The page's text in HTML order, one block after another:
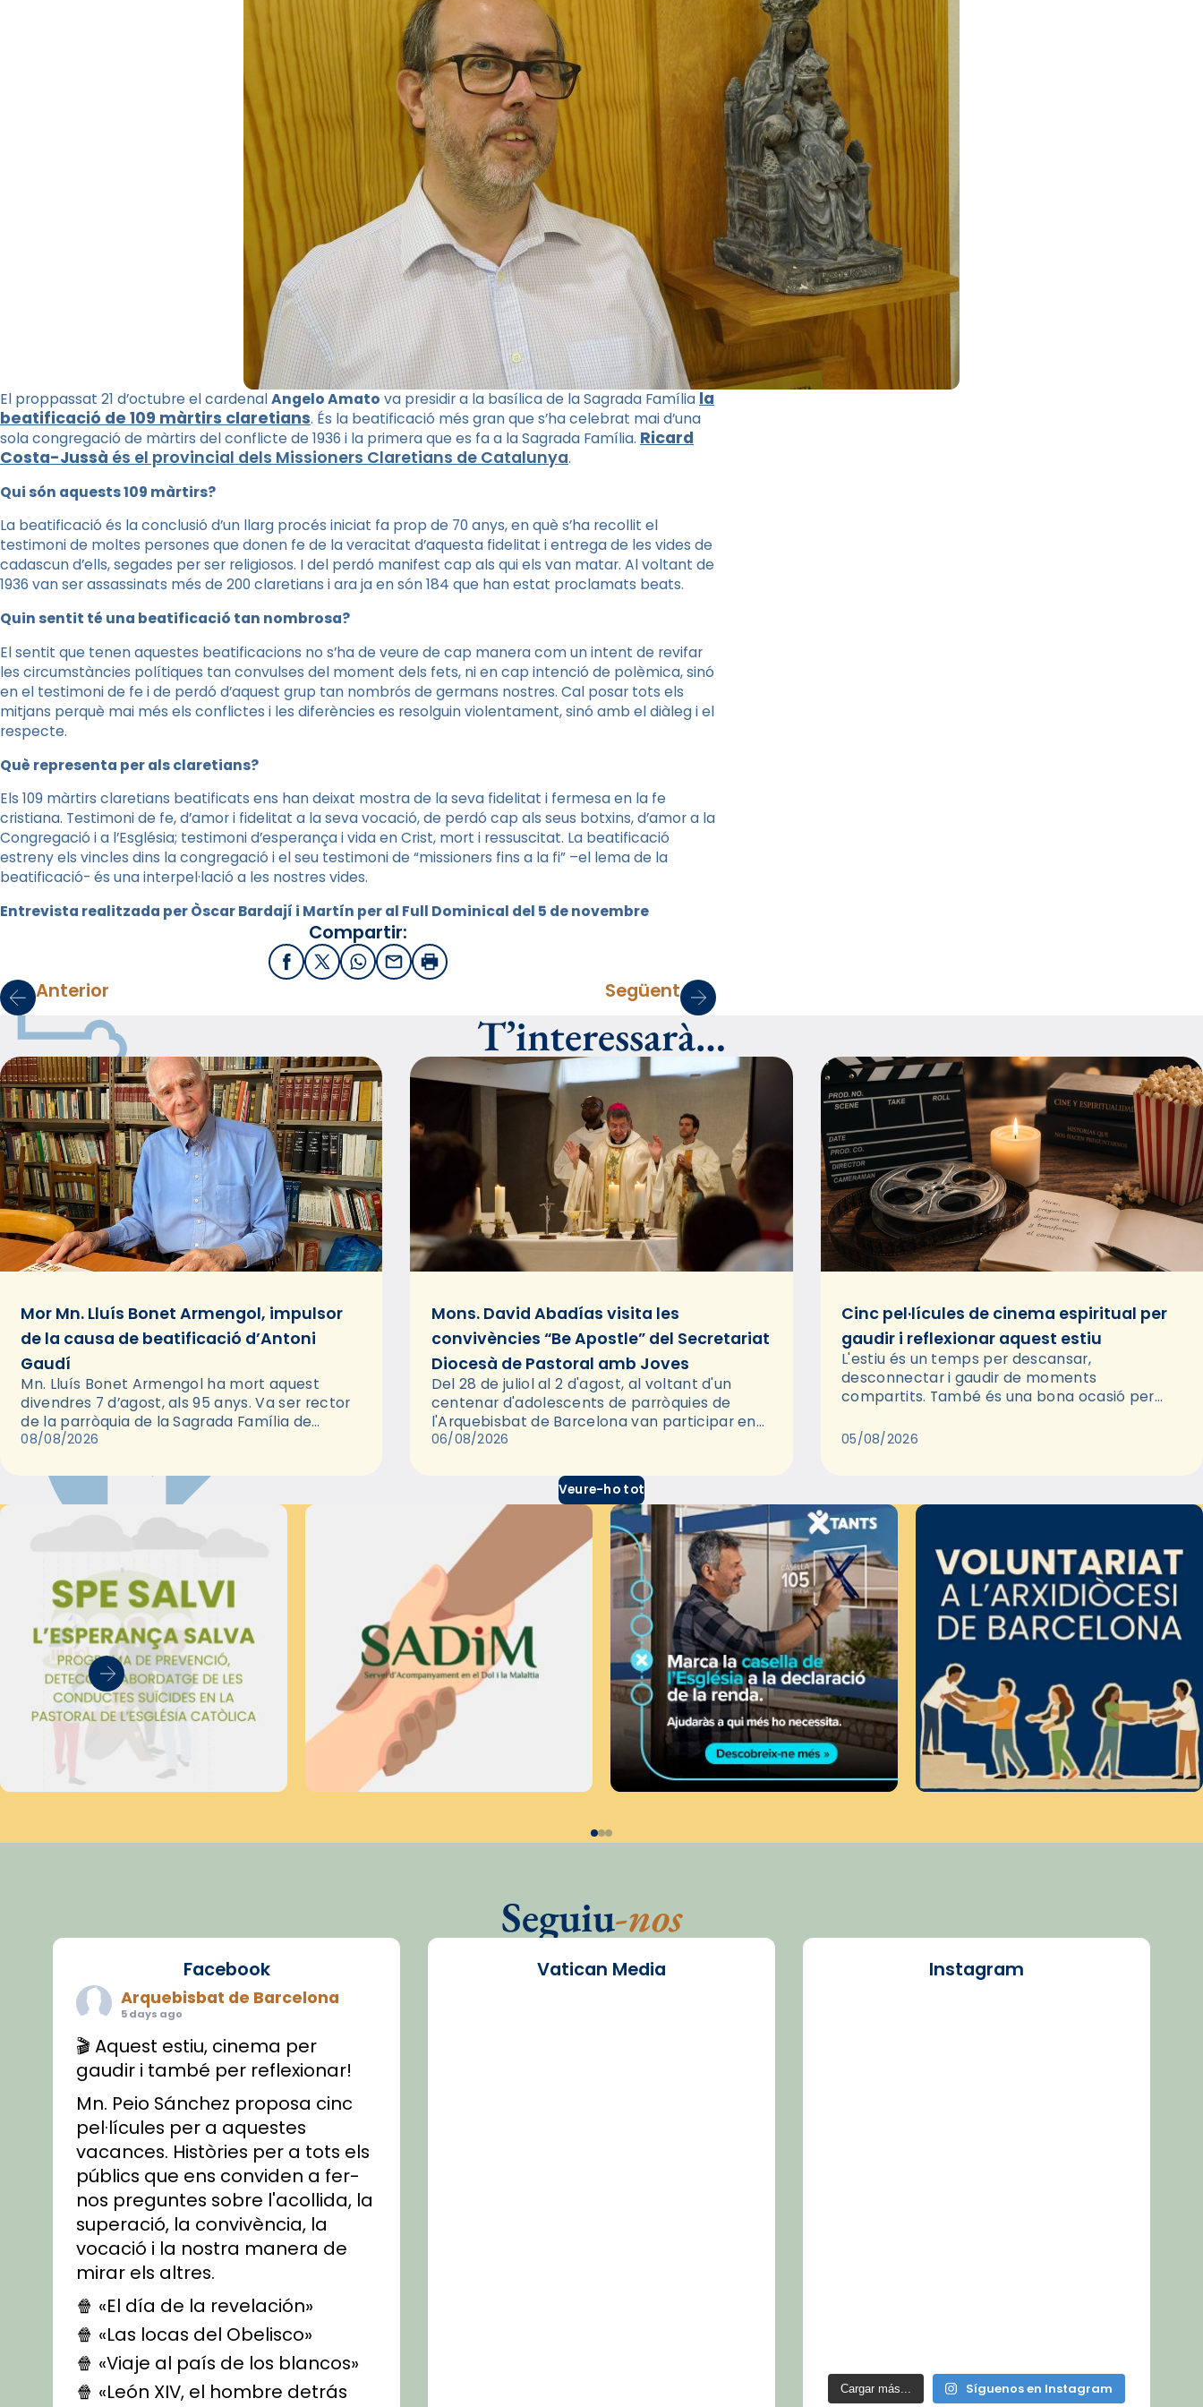
El proppassat 21 d’octubre el cardenalAngelo Amato va presidir a la basílica de la Sagrada Família la
beatificació de 109 màrtirs claretians. És la beatificació més gran que s’ha celebrat mai d’una
sola congregació de màrtirs del conflicte de 1936 i la primera que es fa a la Sagrada Família. Ricard
Costa-Jussà és el provincial dels Missioners Claretians de Catalunya.
Qui són aquests 109 màrtirs?
La beatificació és la conclusió d’un llarg procés iniciat fa prop de 70 anys, en què s’ha recollit el
testimoni de moltes persones que donen fe de la veracitat d’aquesta fidelitat i entrega de les vides de
cadascun d’ells, segades per ser religiosos. I del perdó manifest cap als qui els van matar. Al voltant de
1936 van ser assassinats més de 200 claretians i ara ja en són 184 que han estat proclamats beats.
Quin sentit té una beatificació tan nombrosa?
El sentit que tenen aquestes beatificacions no s’ha de veure de cap manera com un intent de revifar
les circumstàncies polítiques tan convulses del moment dels fets, ni en cap intenció de polèmica, sinó
en el testimoni de fe i de perdó d’aquest grup tan nombrós de germans nostres. Cal posar tots els
mitjans perquè mai més els conflictes i les diferències es resolguin violentament, sinó amb el diàleg i el
respecte.
Què representa per als claretians?
Els 109 màrtirs claretians beatificats ens han deixat mostra de la seva fidelitat i fermesa en la fe
cristiana. Testimoni de fe, d’amor i fidelitat a la seva vocació, de perdó cap als seus botxins, d’amor a la
Congregació i a l’Església; testimoni d’esperança i vida en Crist, mort i ressuscitat. La beatificació
estreny els vincles dins la congregació i el seu testimoni de “missioners fins a la fi” –el lema de la
beatificació- és una interpel·lació a les nostres vides.
Entrevista realitzada per Òscar Bardají i Martín per al Full Dominical del 5 de novembre
Compartir:
FacebookX / Twitter
WhatsApp
EmailImprimir
Anterior Següent
T’interessarà…
Mor Mn. Lluís Bonet Armengol, impulsor
de la causa de beatificació d’Antoni
Gaudí
Mn. Lluís Bonet Armengol ha mort aquest
divendres 7 d’agost, als 95 anys. Va ser rector
de la parròquia de la Sagrada Família de
Barcelona durant 25 anys, entre 1993 i 2018,…
08/08/2026
Mons. David Abadías visita les
convivències “Be Apostle” del Secretariat
Diocesà de Pastoral amb Joves
Del 28 de juliol al 2 d'agost, al voltant d'un
centenar d'adolescents de parròquies de
l'Arquebisbat de Barcelona van participar en
les convivències Be Apostle, organitzades pel
06/08/2026
Cinc pel·lícules de cinema espiritual per
gaudir i reflexionar aquest estiu
L'estiu és un temps per descansar,
desconnectar i gaudir de moments
compartits. També és una bona ocasió per
través del cinema, reflexionar sobre les…
05/08/2026
Veure-ho tot
Seguiu-nos
Facebook
Arquebisbat de Barcelona
5 days ago
🎬 Aquest estiu, cinema per
gaudir i també per reflexionar!
Mn. Peio Sánchez proposa cinc
pel·lícules per a aquestes
vacances. Històries per a tots els
públics que ens conviden a fer-
nos preguntes sobre l'acollida, la
superació, la convivència, la
vocació i la nostra manera de
mirar els altres.
🍿 «El día de la revelación»
🍿 «Las locas del Obelisco»
🍿 «Viaje al país de los blancos»
🍿 «León XIV, el hombre detrás
Vatican Media Instagram
Cargar más... Síguenos en Instagram